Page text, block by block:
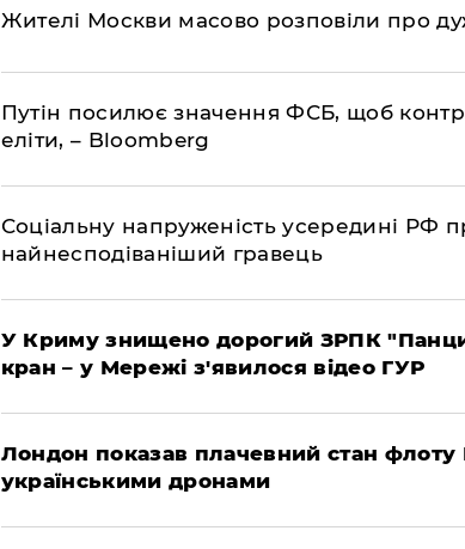
Жителі Москви масово розповіли про
Путін посилює значення ФСБ, щоб
еліти, – Bloomberg
Соціальну напруженість усередині РФ
найнесподіваніший гравець
У Криму знищено дорогий ЗРПК
кран – у Мережі з'явилося відео ГУР
Лондон показав плачевний стан
українськими дронами